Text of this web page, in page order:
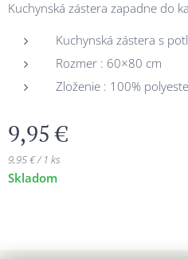
Kuchynská zástera zapadne do
Kuchynská zástera s
Rozmer : 60×80 cm
Zloženie : 100%
9,95€
9,95 € / 1 ks
Skladom